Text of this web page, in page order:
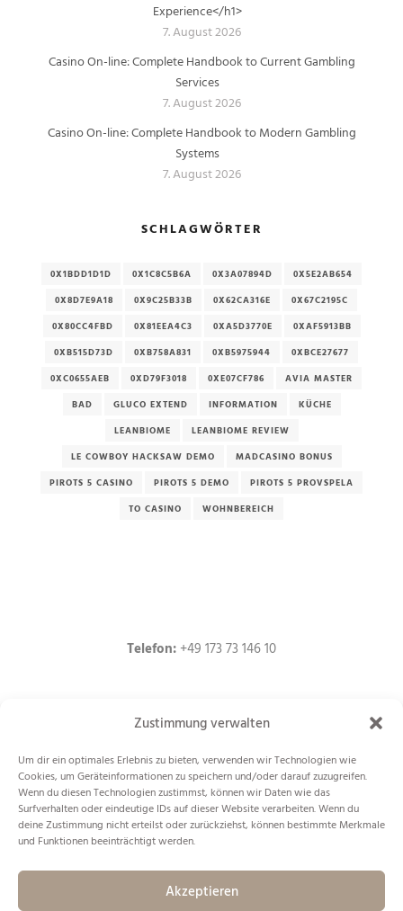
Zustimmung verwalten
Um dir ein optimales Erlebnis zu bieten, verwenden wir Technologien wie
Cookies, um Geräteinformationen zu speichern und/oder darauf zuzugreifen.
Wenn du diesen Technologien zustimmst, können wir Daten wie das
Surfverhalten oder eindeutige IDs auf dieser Website verarbeiten. Wenn du
deine Zustimmung nicht erteilst oder zurückziehst, können bestimmte Merkmale
und Funktionen beeinträchtigt werden.
Akzeptieren
Experience</h1>
7. August 2026
Casino On-line: Complete Handbook to Current Gambling
Services
7. August 2026
Casino On-line: Complete Handbook to Modern Gambling
Systems
7. August 2026
SCHLAGWÖRTER
0X1BDD1D1D 0X1C8C5B6A 0X3A07894D
0X5E2AB654
0X8D7E9A18
0X9C25B33B 0X62CA316E
0X67C2195C
0X80CC4FBD
0X81EEA4C3 0XA5D3770E
0XAF5913BB
0XB515D73D
0XB758A831 0XB5975944
0XBCE27677
0XC0655AEB
0XD79F3018 0XE07CF786
AVIA MASTER
BAD
GLUCO EXTEND INFORMATION
KÜCHE
LEANBIOME
LEANBIOME REVIEW
LE COWBOY HACKSAW DEMO
MADCASINO BONUS
PIROTS 5 CASINO
PIROTS 5 DEMO
PIROTS 5 PROVSPELA
TO CASINO
WOHNBEREICH
Telefon: +49 173 73 146 10
pfeifle@freiraum-fuer-neues.de